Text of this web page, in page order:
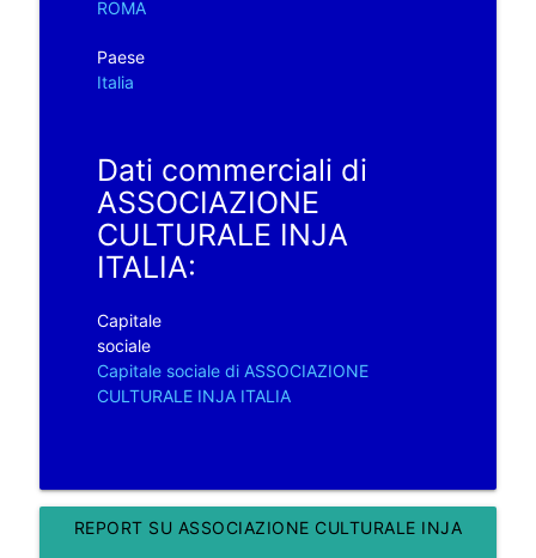
ROMA
Paese
Italia
Dati commerciali di
ASSOCIAZIONE
CULTURALE INJA
ITALIA:
Capitale
sociale
Capitale sociale di ASSOCIAZIONE
CULTURALE INJA ITALIA
REPORT SU ASSOCIAZIONE CULTURALE INJA